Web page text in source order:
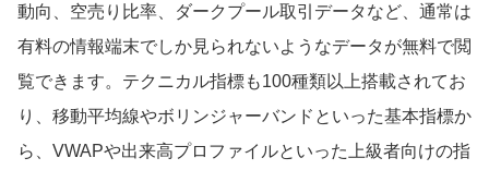
動向、空売り比率、ダークプール取引データなど、通常は
有料の情報端末でしか見られないようなデータが無料で閲
覧できます。テクニカル指標も100種類以上搭載されてお
り、移動平均線やボリンジャーバンドといった基本指標か
ら、VWAPや出来高プロファイルといった上級者向けの指